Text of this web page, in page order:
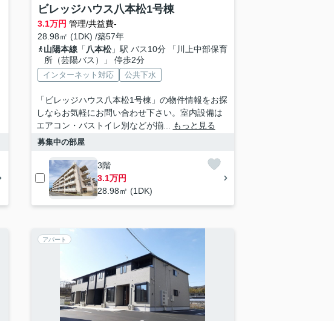
ビレッジハウス八本松1号棟
3.1万円 管理/共益費-
28.98㎡ (1DK) /築57年
山陽本線「 八本松」駅 バス10分 「川上中部保育
所（芸陽バス）」 停歩2分
インターネット対応 公共下水
「ビレッジハウス八本松1号棟」の物件情報をお探
しならお気軽にお問い合わせ下さい。室内設備は
エアコン・バストイレ別などが揃...
もっと見る
募集中の部屋
3階
3.1万円
28.98㎡ (1DK)
アパート